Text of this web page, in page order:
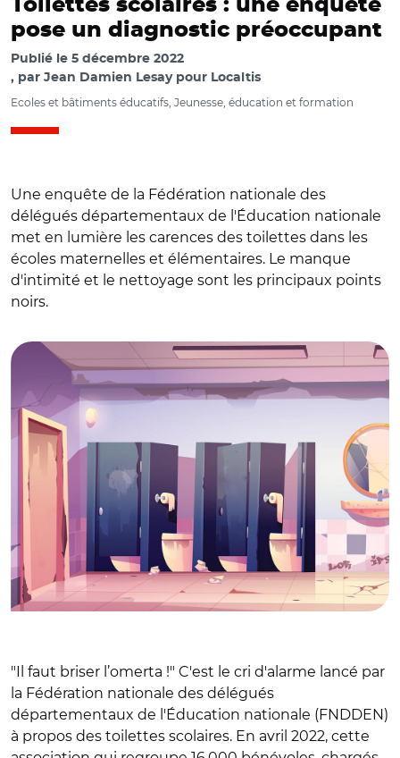
Toilettes scolaires : une enquête
pose un diagnostic préoccupant
Publié le 5 décembre 2022
par Jean Damien Lesay pour Localtis
Ecoles et bâtiments éducatifs, Jeunesse, éducation et formation
Une enquête de la Fédération nationale des
délégués départementaux de l'Éducation nationale
met en lumière les carences des toilettes dans les
écoles maternelles et élémentaires. Le manque
d'intimité et le nettoyage sont les principaux points
noirs.
"Il faut briser l’omerta !" C'est le cri d'alarme lancé par
la Fédération nationale des délégués
départementaux de l'Éducation nationale (FNDDEN)
à propos des toilettes scolaires. En avril 2022, cette